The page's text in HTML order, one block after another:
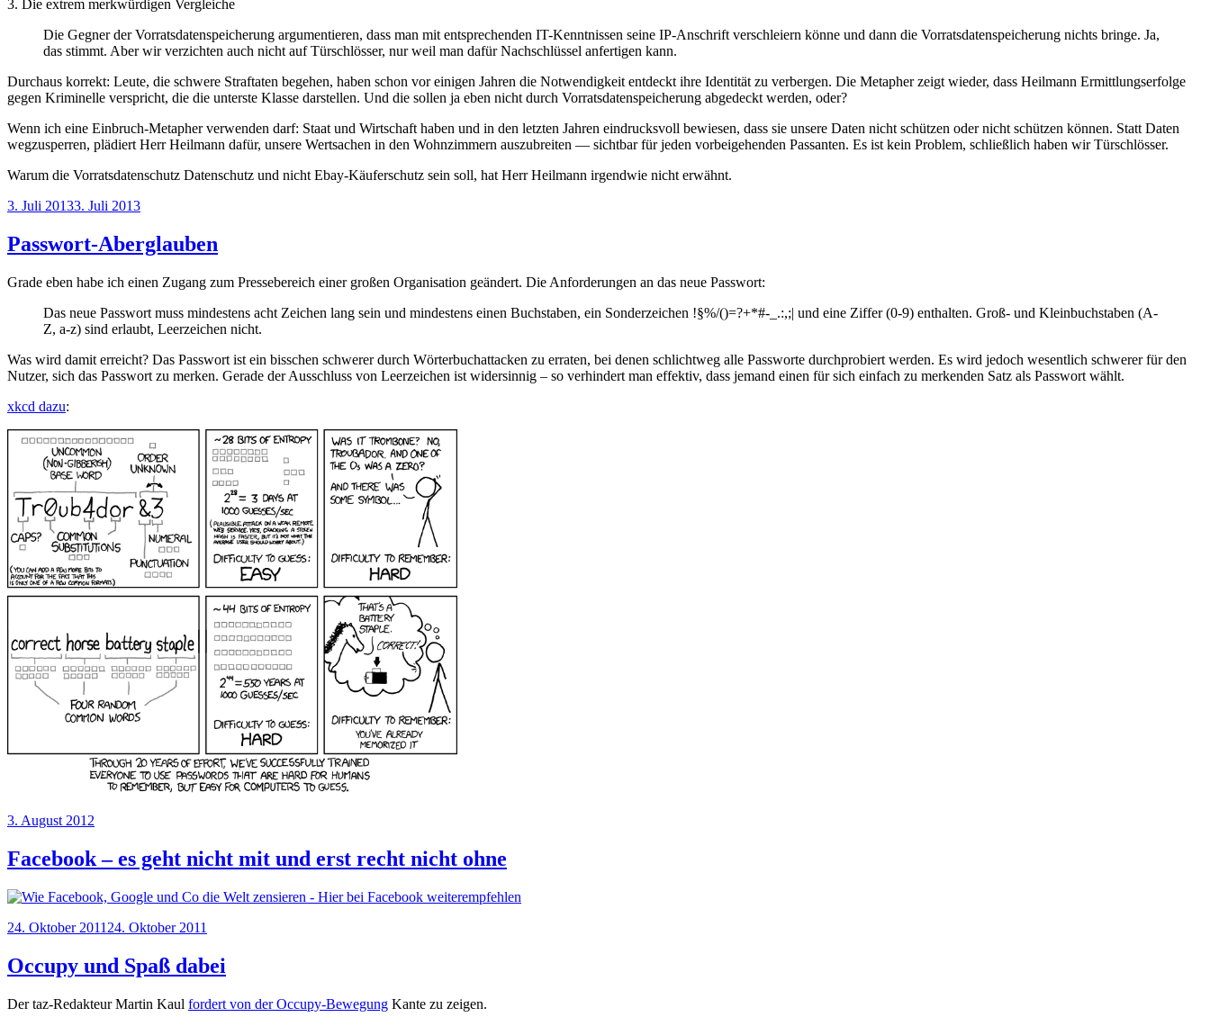
3. Die extrem merkwürdigen Vergleiche
Die Gegner der Vorratsdatenspeicherung argumentieren, dass man mit entsprechenden IT-Kenntnissen seine IP-Anschrift verschleiern könne und dann die Vorratsdatenspeicherung nichts bringe. Ja,
das stimmt. Aber wir verzichten auch nicht auf Türschlösser, nur weil man dafür Nachschlüssel anfertigen kann.
Durchaus korrekt: Leute, die schwere Straftaten begehen, haben schon vor einigen Jahren die Notwendigkeit entdeckt ihre Identität zu verbergen. Die Metapher zeigt wieder, dass Heilmann Ermittlungserfolge
gegen Kriminelle verspricht, die die unterste Klasse darstellen. Und die sollen ja eben nicht durch Vorratsdatenspeicherung abgedeckt werden, oder?
Wenn ich eine Einbruch-Metapher verwenden darf: Staat und Wirtschaft haben und in den letzten Jahren eindrucksvoll bewiesen, dass sie unsere Daten nicht schützen oder nicht schützen können. Statt Daten
wegzusperren, plädiert Herr Heilmann dafür, unsere Wertsachen in den Wohnzimmern auszubreiten — sichtbar für jeden vorbeigehenden Passanten. Es ist kein Problem, schließlich haben wir Türschlösser.
Warum die Vorratsdatenschutz Datenschutz und nicht Ebay-Käuferschutz sein soll, hat Herr Heilmann irgendwie nicht erwähnt.
Veröffentlicht
3. Juli 20133. Juli 2013
Passwort-Aberglauben
Grade eben habe ich einen Zugang zum Pressebereich einer großen Organisation geändert. Die Anforderungen an das neue Passwort:
Das neue Passwort muss mindestens acht Zeichen lang sein und mindestens einen Buchstaben, ein Sonderzeichen !§%/()=?+*#-_.:,;| und eine Ziffer (0-9) enthalten. Groß- und Kleinbuchstaben (A-
Z, a-z) sind erlaubt, Leerzeichen nicht.
Was wird damit erreicht? Das Passwort ist ein bisschen schwerer durch Wörterbuchattacken zu erraten, bei denen schlichtweg alle Passworte durchprobiert werden. Es wird jedoch wesentlich schwerer für den
Nutzer, sich das Passwort zu merken. Gerade der Ausschluss von Leerzeichen ist widersinnig – so verhindert man effektiv, dass jemand einen für sich einfach zu merkenden Satz als Passwort wählt.
xkcd dazu:
Veröffentlicht
3. August 2012
Facebook – es geht nicht mit und erst recht nicht ohne
Veröffentlicht
24. Oktober 2011 24. Oktober 2011
Occupy und Spaß dabei
Der taz-Redakteur Martin Kaul fordert von der Occupy-Bewegung Kante zu zeigen.